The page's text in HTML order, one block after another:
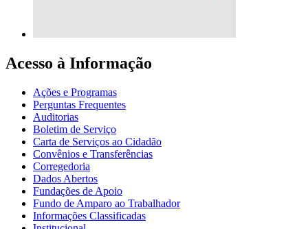
Acesso à Informação
Ações e Programas
Perguntas Frequentes
Auditorias
Boletim de Serviço
Carta de Serviços ao Cidadão
Convênios e Transferências
Corregedoria
Dados Abertos
Fundações de Apoio
Fundo de Amparo ao Trabalhador
Informações Classificadas